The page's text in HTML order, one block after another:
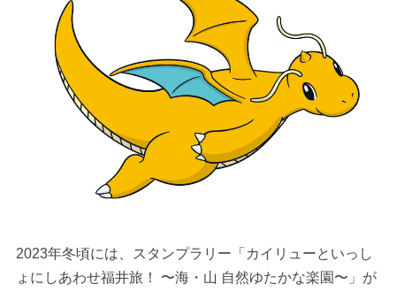
2023年冬頃には、スタンプラリー「カイリューといっし
ょにしあわせ福井旅！ 〜海・山 自然ゆたかな楽園〜」が